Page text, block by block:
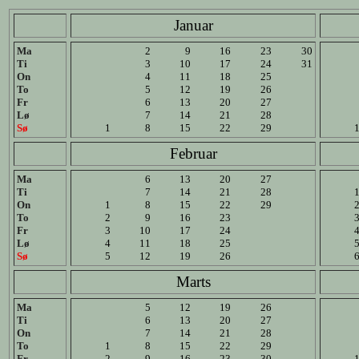
Januar
Ma
Ti
On
To
Fr
Lø
Sø
1
2
3
4
5
6
7
8
9
10
11
12
13
14
15
16
17
18
19
20
21
22
23
24
25
26
27
28
29
30
31
1
Februar
Ma
Ti
On
To
Fr
Lø
Sø
1
2
3
4
5
6
7
8
9
10
11
12
13
14
15
16
17
18
19
20
21
22
23
24
25
26
27
28
29
1
2
3
4
5
6
Marts
Ma
Ti
On
To
1
5
6
7
8
12
13
14
15
19
20
21
22
26
27
28
29